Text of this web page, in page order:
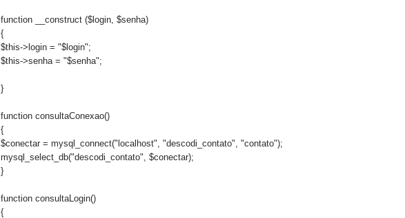
function __construct ($login, $senha)
{
$this->login = "$login";
$this->senha = "$senha";
}
function consultaConexao()
{
$conectar = mysql_connect("localhost", "descodi_contato", "contato");
mysql_select_db("descodi_contato", $conectar);
}
function consultaLogin()
{